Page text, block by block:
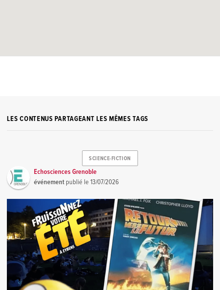
LES CONTENUS PARTAGEANT LES MÊMES TAGS
SCIENCE-FICTION
Echosciences Grenoble
événement publié le13/07/2026